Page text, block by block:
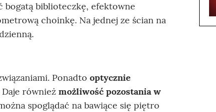
bogatą biblioteczkę, efektowne
choinkę. Na jednej ze ścian na
Ponadto optycznie
również możliwość pozostania w
spoglądać na bawiące się piętro